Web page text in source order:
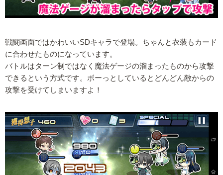
戦闘画面ではかわいいSDキャラで登場。ちゃんと衣装もカード
に合わせたものになっています。
バトルはターン制ではなく魔法ゲージの溜まったものから攻撃
できるという方式です。ボーっとしているとどんどん敵からの
攻撃を受けてしまいますよ！